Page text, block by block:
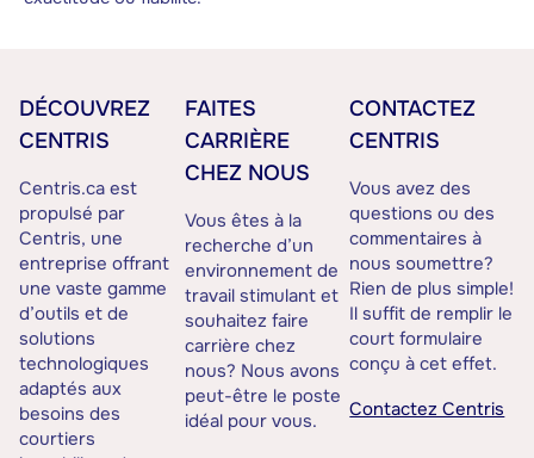
DÉCOUVREZ
CENTRIS
Centris.ca est
propulsé par
Centris, une
entreprise offrant
une vaste gamme
d’outils et de
solutions
technologiques
adaptés aux
besoins des
courtiers
FAITES
CARRIÈRE
CHEZ NOUS
Vous êtes à la
recherche d’un
environnement de
travail stimulant et
souhaitez faire
carrière chez
nous? Nous avons
peut-être le poste
idéal pour vous.
CONTACTEZ
CENTRIS
Vous avez des
questions ou des
commentaires à
nous soumettre?
Rien de plus simple!
Il suffit de remplir le
court formulaire
conçu à cet effet.
Contactez Centris